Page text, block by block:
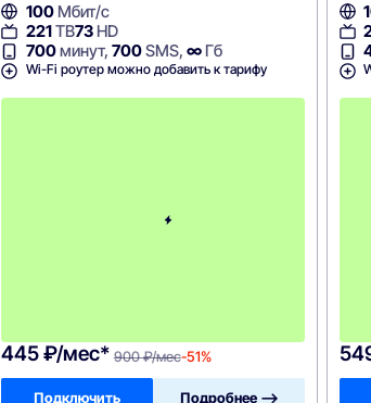
100Мбит/с
221ТВ73HD
700минут, 700SMS, ∞Гб
Wi-Fi роутер можно добавить к тарифу
445 ₽/мес* 900 ₽/мес-51%
Подключить Подробнее —>